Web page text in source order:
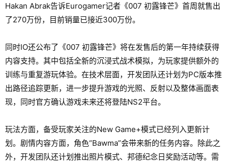
Hakan Abrak告诉Eurogamer记者《007 初露锋芒》首周就售出
了270万份，目前销量已接近300万份。
同时IO还公布了《007 初露锋芒》将在发售后的第一年持续获得
内容支持。其中包括全新的沉浸式战术模拟，为玩家提供额外的
训练与重复游玩体验。在技术层面，开发团队还计划为PC版本推
出路径追踪更新，进一步提升游戏的光照、反射以及整体画面表
现，同时官方确认游戏未来还将登陆NS2平台。
玩法方面，备受玩家关注的New Game+模式已经列入更新计
划。剧情内容方面，角色“Bawma”会带来新的任务内容。除此之
外，开发团队还计划推出照片模式、邦德纪念日奖励活动等。需